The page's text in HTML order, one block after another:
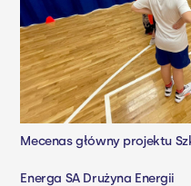
Mecenas główny projektu
Energa SA Drużyna Energii